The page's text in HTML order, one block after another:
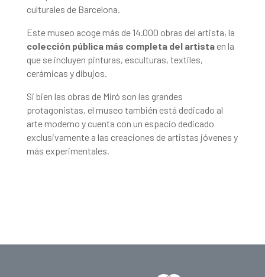
culturales de Barcelona.
Este museo acoge más de 14.000 obras del artista, la
colección pública más completa del artistaen la
que se incluyen pinturas, esculturas, textiles,
cerámicas y dibujos.
Si bien las obras de Miró son las grandes
protagonistas, el museo también está dedicado al
arte moderno y cuenta con un espacio dedicado
exclusivamente a las creaciones de artistas jóvenes y
más experimentales.